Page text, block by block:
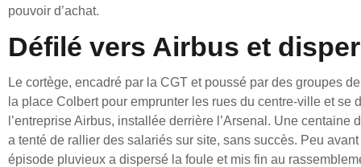
pouvoir d’achat.
Défilé vers Airbus et
Le cortège, encadré par la CGT et poussé par des groupes
la place Colbert pour emprunter les rues du centre-ville et se
l’entreprise Airbus, installée derrière l’Arsenal. Une centaine
a tenté de rallier des salariés sur site, sans succès. Peu
épisode pluvieux a dispersé la foule et mis fin au